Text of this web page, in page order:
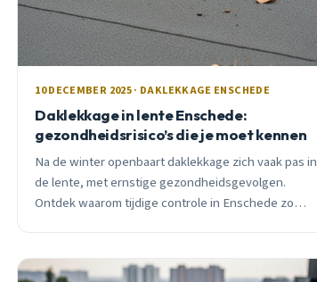
10 DECEMBER 2025 · DAKLEKKAGE ENSCHEDE
Daklekkage in lente Enschede:
gezondheidsrisico’s die je moet kennen
Na de winter openbaart daklekkage zich vaak pas in
de lente, met ernstige gezondheidsgevolgen.
Ontdek waarom tijdige controle in Enschede zo